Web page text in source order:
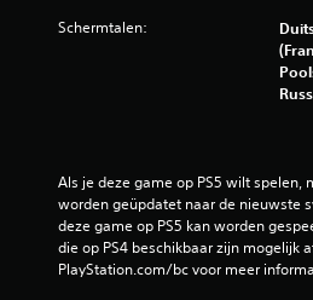
Schermtalen:
Als je deze game op PS5 wilt spelen,
worden geüpdatet naar de nieuwste
deze game op PS5 kan worden
die op PS4 beschikbaar zijn mogelijk
PlayStation.com/bc voor meer